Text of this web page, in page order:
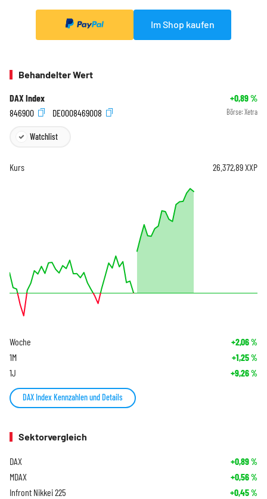
Im Shop kaufen
Behandelter Wert
DAX Index +0,89%
846900
DE0008469008 Börse: Xetra
Watchlist
Kurs 26.372,89XXP
Woche +2,06%
1M +1,25%
1J +9,26%
DAX Index Kennzahlen und Details
Sektorvergleich
DAX +0,89%
MDAX +0,56%
Infront Nikkei 225 +0,45%